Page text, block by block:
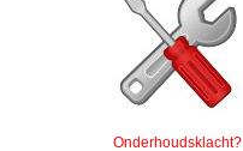
Onderhoudsklacht?